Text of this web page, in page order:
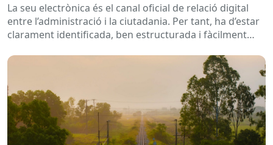
La seu electrònica és el canal oficial de relació digital
entre l’administració i la ciutadania. Per tant, ha d’estar
clarament identificada, ben estructurada i fàcilment